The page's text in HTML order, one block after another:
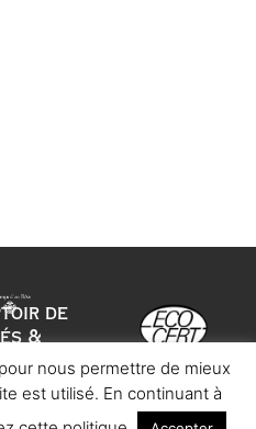
de
&
bio
légales
nous permettre de mieux
est utilisé. En continuant à